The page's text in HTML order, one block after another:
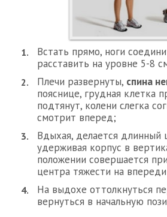
Встать прямо, ноги
расставить на уровне 5-8
Плечи развернуты, спина
пояснице, грудная клетка
подтянут, колени слегка
смотрит вперед;
Вдыхая, делается длинный
удерживая корпус в
положении совершается
центра тяжести на
На выдохе оттолкнуться
вернуться в начальную